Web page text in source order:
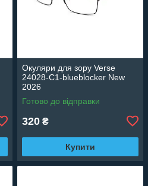
Окуляри для зору Verse
24028-C1-blueblocker New
2026
Готово до відправки
320 ₴
Купити